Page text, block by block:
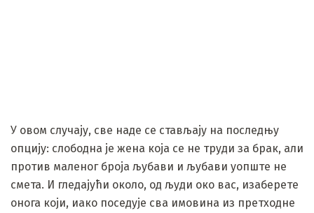
У овом случају, све наде се стављају на последњу
опцију: слободна је жена која се не труди за брак, али
против маленог броја љубави и љубави уопште не
смета. И гледајући около, од људи око вас, изаберете
онога који, иако поседује сва имовина из претходне